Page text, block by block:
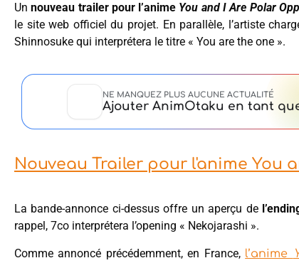
Unnouveau trailer pour l’anime You and I Are Polar
le site web officiel du projet. En parallèle, l’artiste
Shinnosuke qui interprétera le titre « You are the one ».
NE MANQUEZ PLUS AUCUNE ACTUALITÉ
Ajouter AnimOtaku en tant
Nouveau Trailer pour l'anime You
La bande-annonce ci-dessus offre un aperçu de
rappel, 7co interprétera l’opening « Nekojarashi ».
Comme annoncé précédemment, en France, l’anime